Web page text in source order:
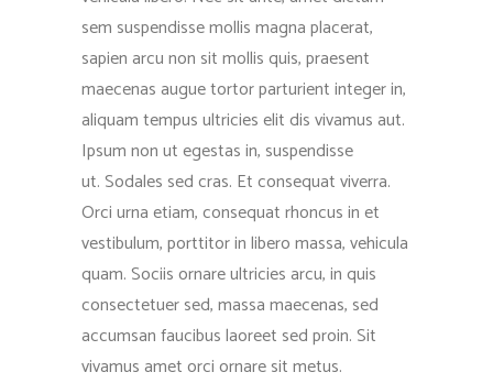
sem suspendisse mollis magna placerat,
sapien arcu non sit mollis quis, praesent
maecenas augue tortor parturient integer in,
aliquam tempus ultricies elit dis vivamus aut.
Ipsum non ut egestas in, suspendisse
ut. Sodales sed cras. Et consequat viverra.
Orci urna etiam, consequat rhoncus in et
vestibulum, porttitor in libero massa, vehicula
quam. Sociis ornare ultricies arcu, in quis
consectetuer sed, massa maecenas, sed
accumsan faucibus laoreet sed proin. Sit
vivamus amet orci ornare sit metus.